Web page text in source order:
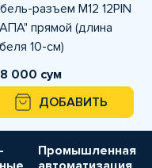
разъем M12 12PIN
прямой (длина
10-см)
000 сум
ДОБАВИТЬ
Промышленная